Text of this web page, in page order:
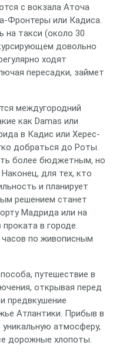
с вокзала Аточа
Фронтеры или Кадиса.
такси (около 30
довольно
ходят
пересадки, займет
междугородний
как Damas или
в Кадис или Херес-
добраться до Роты.
более бюджетным, но
для тех, кто
и планирует
решением станет
Мадрида или на
в городе.
по живописным
путешествие в
открывая перед
предвкушение
Атлантики. Прибыв в
атмосферу,
дорожные хлопоты.